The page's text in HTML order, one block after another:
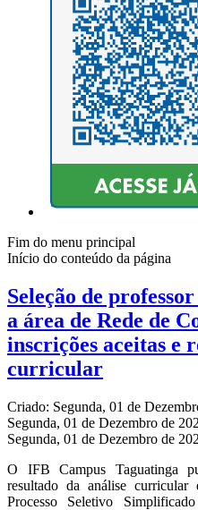
Fim do menu principal
Início do conteúdo da página
Seleção de
a área de Rede de
inscrições aceitas e
curricular
Criado: Segunda, 01 de
Segunda, 01 de Dezembro de
Segunda, 01 de Dezembro de
O IFB Campus Taguatinga
resultado da análise curricular
Processo Seletivo